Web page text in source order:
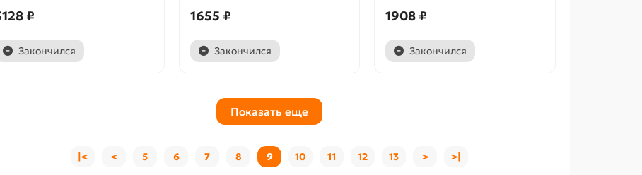
₽
Закончился
1655 ₽
Закончился
1908 ₽
Закончился
Показать еще
|< < 5 6 7 8 9 10 11 12 13 > >|